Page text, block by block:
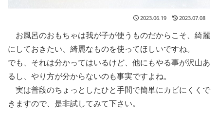
2023.06.19 2023.07.08
お風呂のおもちゃは我が子が使うものだからこそ、綺麗
にしておきたい、綺麗なものを使ってほしいですね。
でも、それは分かってはいるけど、他にもやる事が沢山あ
るし、やり方が分からないのも事実ですよね。
実は普段のちょっとしたひと手間で簡単にカビにくくで
きますので、是非試してみて下さい。